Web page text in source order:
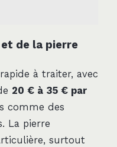
de la pierre
à traiter, avec
20 € à 35 € par
comme des
La pierre
surtout